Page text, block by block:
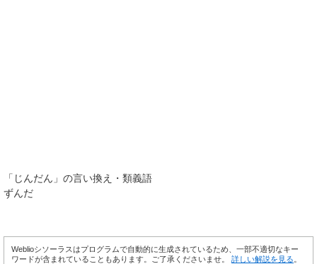
「 じんだん 」の言い換え・類義語
ずんだ
Weblioシソーラスはプログラムで自動的に生成されているため、一部不適切なキー
ワードが含まれていることもあります。ご了承くださいませ。 詳しい解説を見る